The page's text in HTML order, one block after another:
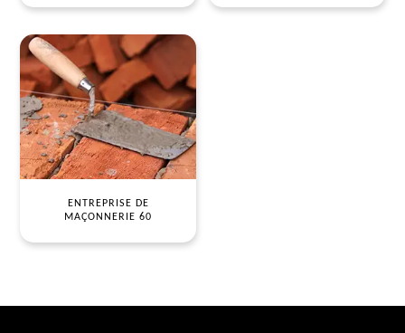
ENTREPRISE DE
MAÇONNERIE 60